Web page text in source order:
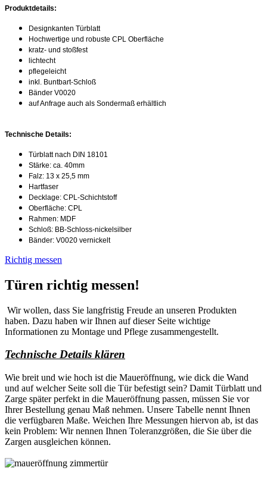
Produktdetails:
Designkanten Türblatt
Hochwertige und robuste CPL Oberfläche
kratz- und stoßfest
lichtecht
pflegeleicht
inkl. Buntbart-Schloß
Bänder V0020
auf Anfrage auch als Sondermaß erhältlich
Technische Details:
Türblatt nach DIN 18101
Stärke: ca. 40mm
Falz: 13 x 25,5 mm
Hartfaser
Decklage: CPL-Schichtstoff
Oberfläche: CPL
Rahmen: MDF
Schloß: BB-Schloss-nickelsilber
Bänder: V0020 vernickelt
Richtig messen
Türen richtig messen!
Wir wollen, dass Sie langfristig Freude an unseren Produkten
haben. Dazu haben wir Ihnen auf dieser Seite wichtige
Informationen zu Montage und Pflege zusammengestellt.
Technische Details klären
Wie breit und wie hoch ist die Maueröffnung, wie dick die Wand
und auf welcher Seite soll die Tür befestigt sein? Damit Türblatt und
Zarge später perfekt in die Maueröffnung passen, müssen Sie vor
Ihrer Bestellung genau Maß nehmen. Unsere Tabelle nennt Ihnen
die verfügbaren Maße. Weichen Ihre Messungen hiervon ab, ist das
kein Problem: Wir nennen Ihnen Toleranzgrößen, die Sie über die
Zargen ausgleichen können.